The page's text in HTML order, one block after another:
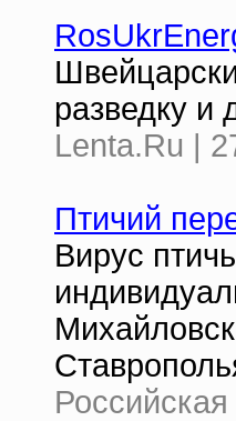
разведку и
Lenta.Ru |
Птичий
Вирус